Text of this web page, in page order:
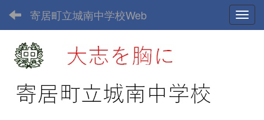
寄居町立城南中学校Web